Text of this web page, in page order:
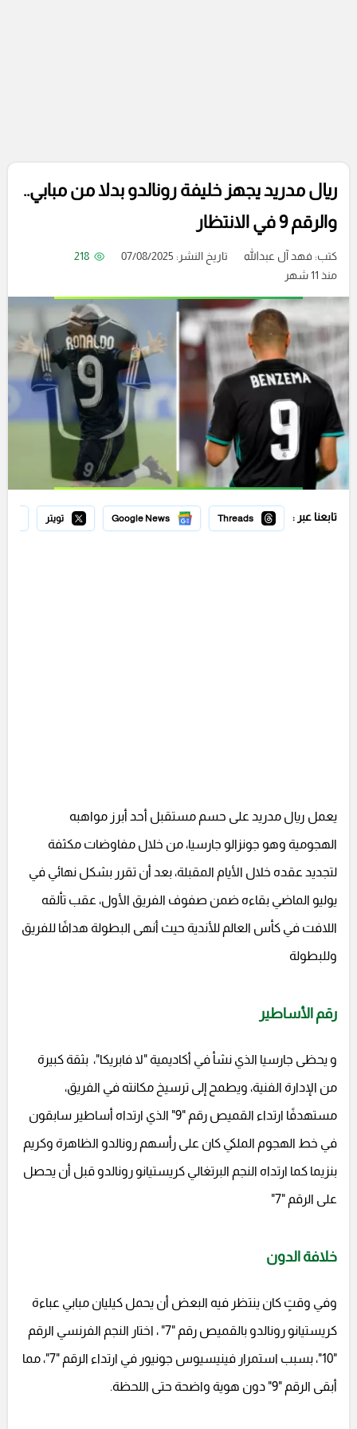
ريال مدريد يجهز خليفة رونالدو بدلا من مبابي..
والرقم 9 في الانتظار
كتب: فهد آل عبدالله تاريخ النشر: 07/08/2025
218
منذ 11 شهر
تابعنا عبر : Threads
Google News تويتر
يعمل ريال مدريد على حسم مستقبل أحد أبرز مواهبه
الهجومية وهو جونزالو جارسيا، من خلال مفاوضات مكثفة
لتجديد عقده خلال الأيام المقبلة، بعد أن تقرر بشكل نهائي في
يوليو الماضي بقاءه ضمن صفوف الفريق الأول، عقب تألقه
اللافت في كأس العالم للأندية حيث أنهى البطولة هدافًا للفريق
وللبطولة
رقم الأساطير
و يحظى جارسيا الذي نشأ في أكاديمية "لا فابريكا"، بثقة كبيرة
من الإدارة الفنية، ويطمح إلى ترسيخ مكانته في الفريق،
مستهدفًا ارتداء القميص رقم "9" الذي ارتداه أساطير سابقون
في خط الهجوم الملكي كان على رأسهم رونالدو الظاهرة وكريم
بنزيما كما ارتداه النجم البرتغالي كريستيانو رونالدو قبل أن يحصل
على الرقم "7"
خلافة الدون
وفي وقتٍ كان ينتظر فيه البعض أن يحمل كيليان مبابي عباءة
كريستيانو رونالدو بالقميص رقم "7" ، اختار النجم الفرنسي الرقم
"10"، بسبب استمرار فينيسيوس جونيور في ارتداء الرقم "7"، مما
أبقى الرقم "9" دون هوية واضحة حتى اللحظة.